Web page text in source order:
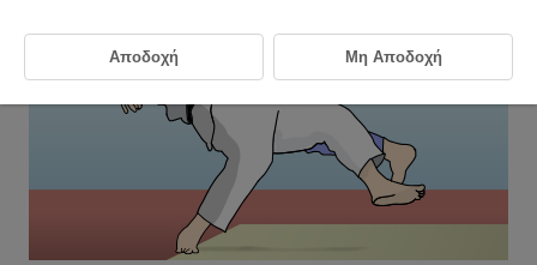
Αποδοχή Μη Αποδοχή